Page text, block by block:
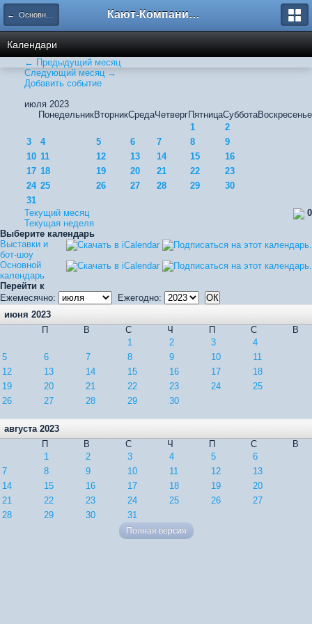
← Основной календарь Кают-Компания "Катера и Яхты"
Календари
← Предыдущий месяц
Следующий месяц →
Добавить событие
июля 2023
ПонедельникВторникСредаЧетвергПятницаСубботаВоскресенье
1
2
3
4 5 6 7 8
9
10 11 12 13 14 15
16
17 18 19 20 21 22
23
24 25 26 27 28 29
30
31
0
Текущий месяц
Текущая неделя
Выберите календарь
Выставки и
бот-шоу
Основной
календарь
Перейти к
Ежемесячно:
Ежегодно:
июня 2023
П
В С Ч П С
В
1
2 3
4
5
6 7 8 9 10
11
12
13 14 15 16 17
18
19
20 21 22 23 24
25
26
27 28 29 30
августа 2023
П
В С Ч П С
В
1
2 3 4 5
6
7
8 9 10 11 12
13
14
15 16 17 18 19
20
21
22 23 24 25 26
27
28
29 30 31
Полная версия